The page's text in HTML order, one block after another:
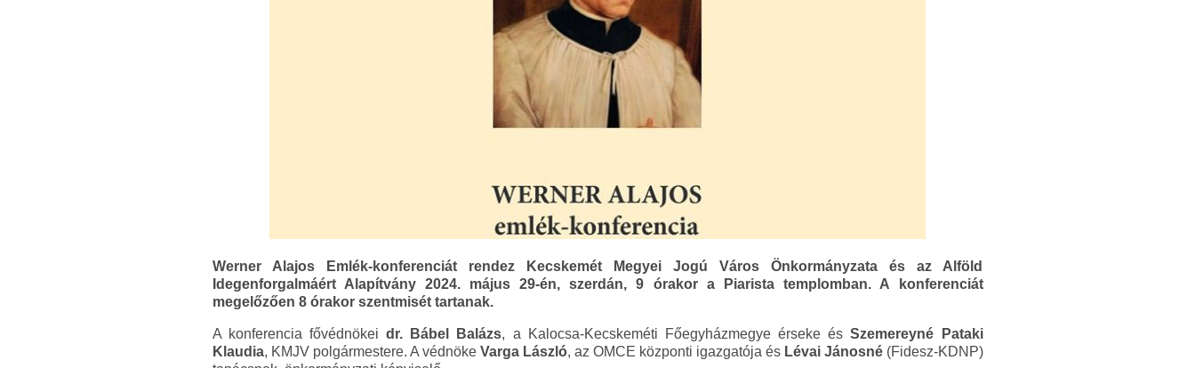
Werner Alajos Emlék-konferenciát rendez Kecskemét Megyei Jogú Város Önkormányzata és az Alföld
Idegenforgalmáért Alapítvány 2024. május 29-én, szerdán, 9 órakor a Piarista templomban. A konferenciát
megelőzően 8 órakor szentmisét tartanak.
A konferencia fővédnökei dr. Bábel Balázs, a Kalocsa-Kecskeméti Főegyházmegye érseke ésSzemereyné Pataki
Klaudia, KMJV polgármestere. A védnöke Varga László, az OMCE központi igazgatója és Lévai Jánosné(Fidesz-KDNP)